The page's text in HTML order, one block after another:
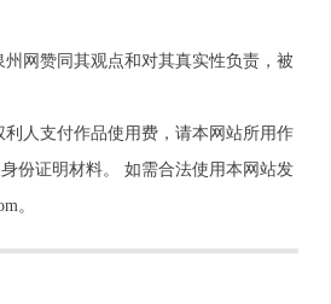
网赞同其观点和对其真实性负责，被
人支付作品使用费，请本网站所用作
份证明材料。 如需合法使用本网站发
。